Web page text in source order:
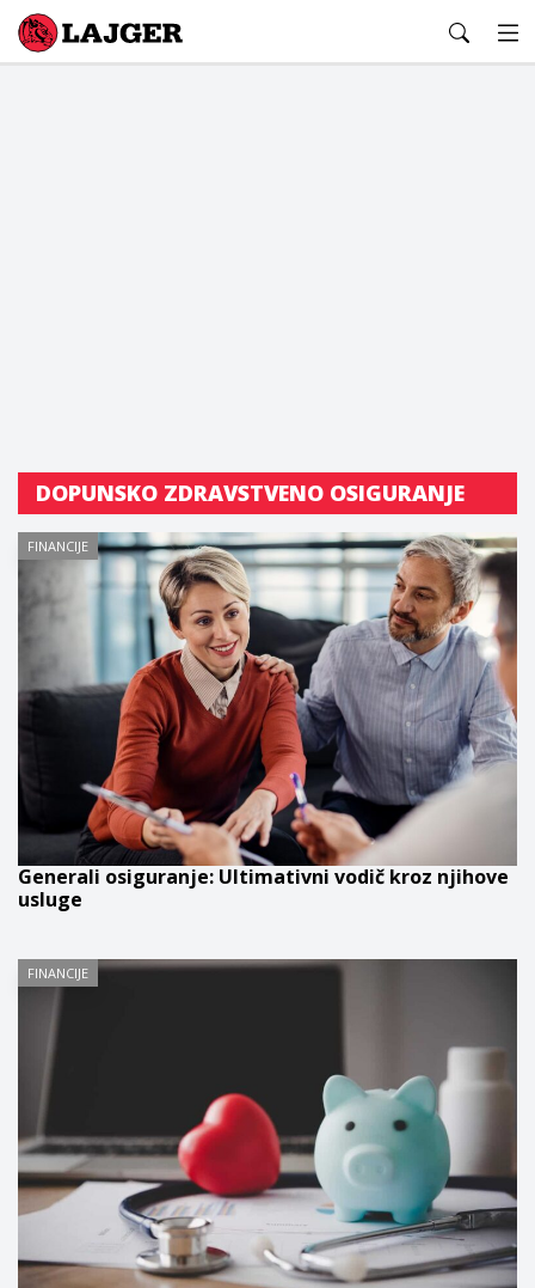
Lajger
DOPUNSKO ZDRAVSTVENO OSIGURANJE
FINANCIJE
Generali osiguranje: Ultimativni vodič kroz njihove
usluge
FINANCIJE